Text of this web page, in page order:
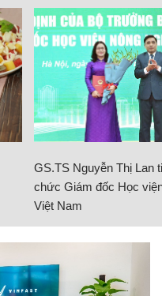
GS.TS Nguyễn Thị Lan
chức Giám đốc Học
Việt Nam